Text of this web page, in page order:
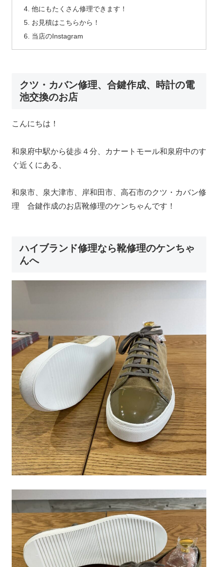
他にもたくさん修理できます！
お見積はこちらから！
当店のInstagram
クツ・カバン修理、合鍵作成、時計の電
池交換のお店
こんにちは！
和泉府中駅から徒歩４分、カナートモール和泉府中のす
ぐ近くにある、
和泉市、泉大津市、岸和田市、高石市のクツ・カバン修
理 合鍵作成のお店靴修理のケンちゃんです！
ハイブランド修理なら靴修理のケンちゃ
んへ